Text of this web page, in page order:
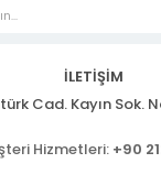
İLETİŞİM
Cad. Kayın Sok.
Hizmetleri: +90